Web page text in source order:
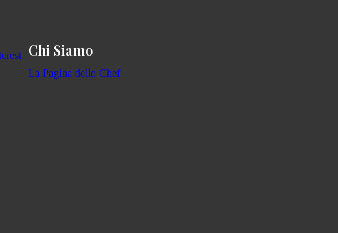
Chi Siamo
La Pagina dello Chef